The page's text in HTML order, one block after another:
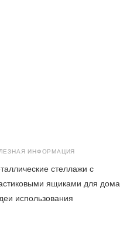
ИНФОРМАЦИЯ
стеллажи с
ящиками для дома
использования